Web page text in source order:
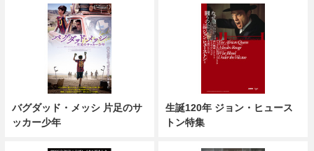
バグダッド・メッシ 片足のサ
ッカー少年
生誕120年 ジョン・ヒュース
トン特集